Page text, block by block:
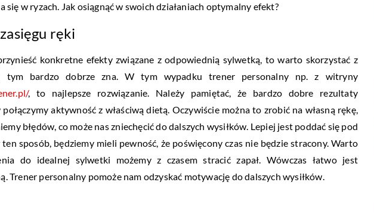
się w ryzach. Jak osiągnąć w swoich działaniach optymalny efekt?
ręki
konkretne efekty związane z odpowiednią sylwetką, to warto skorzystać z
tym bardzo dobrze zna. W tym wypadku trener personalny np. z witryny
, to najlepsze rozwiązanie. Należy pamiętać, że bardzo dobre rezultaty
aktywność z właściwą dietą. Oczywiście można to zrobić na własną rękę,
błędów, co może nas zniechęcić do dalszych wysiłków. Lepiej jest poddać się pod
sposób, będziemy mieli pewność, że poświęcony czas nie będzie stracony. Warto
do idealnej sylwetki możemy z czasem stracić zapał. Wówczas łatwo jest
Trener personalny pomoże nam odzyskać motywację do dalszych wysiłków.